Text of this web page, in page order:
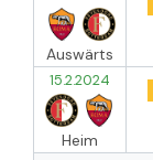
Auswärts
15.2.2024
Heim